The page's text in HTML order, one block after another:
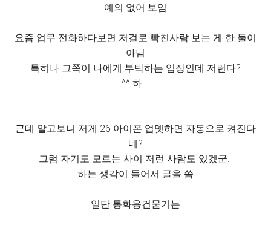
예의 없어 보임
요즘 업무 전화하다보면 저걸로 빡친사람 보는 게 한 둘이
아님
특히나 그쪽이 나에게 부탁하는 입장인데 저런다?
^^ 하….
근데 알고보니 저게 26 아이폰 업뎃하면 자동으로 켜진다
네?
그럼 자기도 모르는 사이 저런 사람도 있겠군…
하는 생각이 들어서 글을 씀
일단 통화용건묻기는